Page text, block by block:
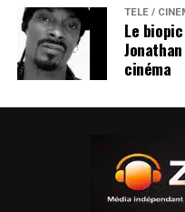
TÉLÉ /
Le
cinéma